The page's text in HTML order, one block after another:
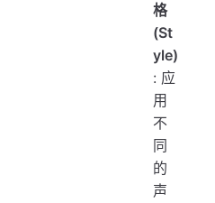
格
(St
yle)
: 应
用
不
同
的
声